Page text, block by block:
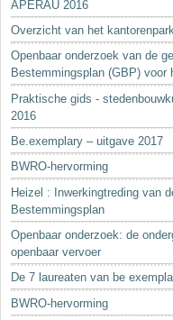
APERAU 2016
Overzicht van het
Openbaar onderzoek van de
Bestemmingsplan (GBP) voor
Praktische gids -
2016
Be.exemplary – uitgave 2017
BWRO-hervorming
Heizel : Inwerkingtreding van
Bestemmingsplan
Openbaar onderzoek: de
openbaar vervoer
De 7 laureaten van be
BWRO-hervorming